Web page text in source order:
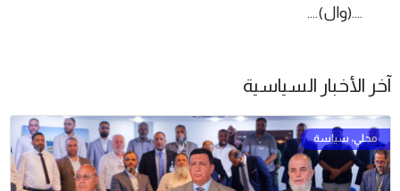
....(وال)....
آخر الأخبار السياسية